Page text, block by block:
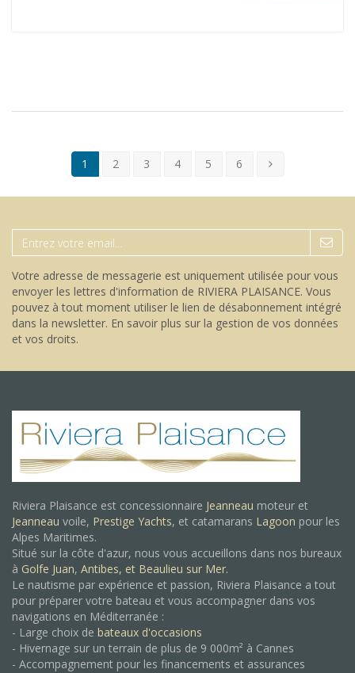
1 2 3 4 5 6
Votre adresse de messagerie est uniquement utilisée pour vous
envoyer les lettres d'information de RIVIERA PLAISANCE. Vous
pouvez à tout moment utiliser le lien de désabonnement intégré
dans la newsletter. En savoir plus sur la gestion de vos données
et vos droits.
Riviera Plaisance est concessionnaire Jeanneau moteur et
Jeanneau voile, Prestige Yachts, et catamarans Lagoon pour les
Alpes Maritimes.
Situé sur la côte d'azur, nous vous accueillons dans nos bureaux
à Golfe Juan, Antibes, et Beaulieu sur Mer.
Le nautisme par expérience et passion, Riviera Plaisance a tout
pour préparer votre bateau et vous accompagner dans vos
navigations en Méditerranée :
- Large choix de bateaux d'occasions
- Hivernage sur un terrain de plus de 9 000m² à Cannes
- Accompagnement pour les financements et assurances